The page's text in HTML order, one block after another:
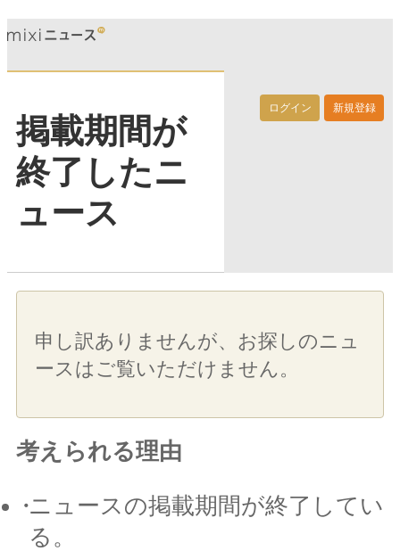
ログイン 新規登録
掲載期間が
終了したニ
ュース
申し訳ありませんが、お探しのニュ
ースはご覧いただけません。
考えられる理由
ニュースの掲載期間が終了してい
る。